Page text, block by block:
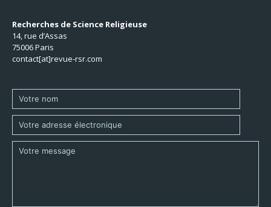
Recherches de Science Religieuse
14, rue d’Assas
75006 Paris
contact[at]revue-rsr.com